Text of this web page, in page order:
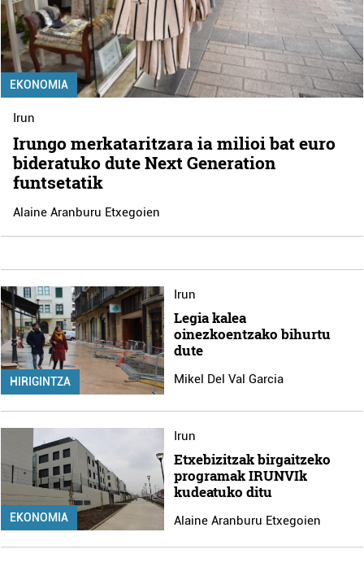
EKONOMIA
Irun
Irungo merkataritzara ia milioi bat euro
bideratuko dute Next Generation
funtsetatik
Alaine Aranburu Etxegoien
HIRIGINTZA
Irun
Legia kalea
oinezkoentzako bihurtu
dute
Mikel Del Val Garcia
EKONOMIA
Irun
Etxebizitzak birgaitzeko
programak IRUNVIk
kudeatuko ditu
Alaine Aranburu Etxegoien